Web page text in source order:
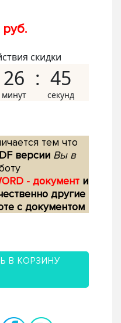
скидки
26 44
тем что
версии Вы в
- документ и
другие
с документом
В КОРЗИНУ